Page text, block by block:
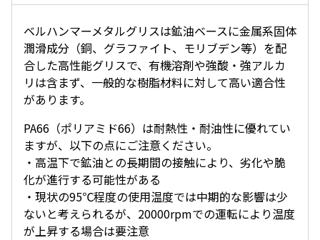
ベルハンマーメタルグリスは鉱油ベースに金属系固体
潤滑成分（銅、グラファイト、モリブデン等）を配
合した高性能グリスで、有機溶剤や強酸・強アルカ
リは含まず、一般的な樹脂材料に対して高い適合性
があります。
PA66（ポリアミド66）は耐熱性・耐油性に優れてい
ますが、以下の点にご注意ください。
・高温下で鉱油との長期間の接触により、劣化や脆
化が進行する可能性がある
・現状の95℃程度の使用温度では中期的な影響は少
ないと考えられるが、20000rpmでの運転により温度
が上昇する場合は要注意